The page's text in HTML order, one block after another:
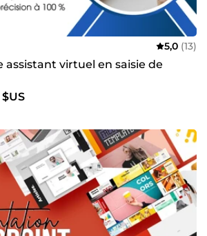
5,0 (13)
assistant virtuel en saisie de